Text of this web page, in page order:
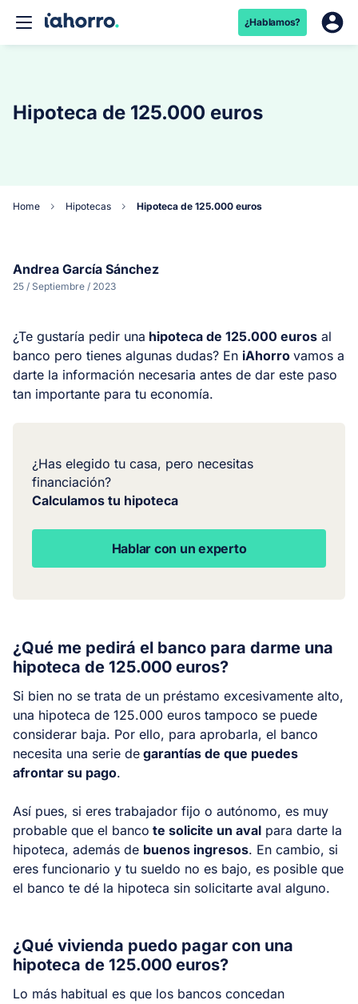
¿Hablamos?
Hipoteca de 125.000 euros
Home Hipotecas Hipoteca de 125.000 euros
Andrea García Sánchez
25 / Septiembre / 2023
¿Te gustaría pedir una hipoteca de 125.000 euros al
banco pero tienes algunas dudas? En iAhorro vamos a
darte la información necesaria antes de dar este paso
tan importante para tu economía.
¿Has elegido tu casa, pero necesitas
financiación?
Calculamos tu hipoteca
Hablar con un experto
¿Qué me pedirá el banco para darme una
hipoteca de 125.000 euros?
Si bien no se trata de un préstamo excesivamente alto,
una hipoteca de 125.000 euros tampoco se puede
considerar baja. Por ello, para aprobarla, el banco
necesita una serie de garantías de que puedes
afrontar su pago.
Así pues, si eres trabajador fijo o autónomo, es muy
probable que el banco te solicite un aval para darte la
hipoteca, además de buenos ingresos. En cambio, si
eres funcionario y tu sueldo no es bajo, es posible que
el banco te dé la hipoteca sin solicitarte aval alguno.
¿Qué vivienda puedo pagar con una
hipoteca de 125.000 euros?
Lo más habitual es que los bancos concedan